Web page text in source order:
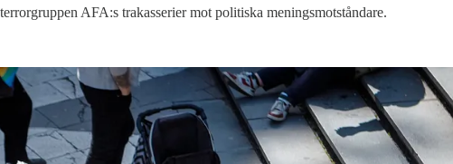
AFA:s trakasserier mot politiska meningsmotståndare.